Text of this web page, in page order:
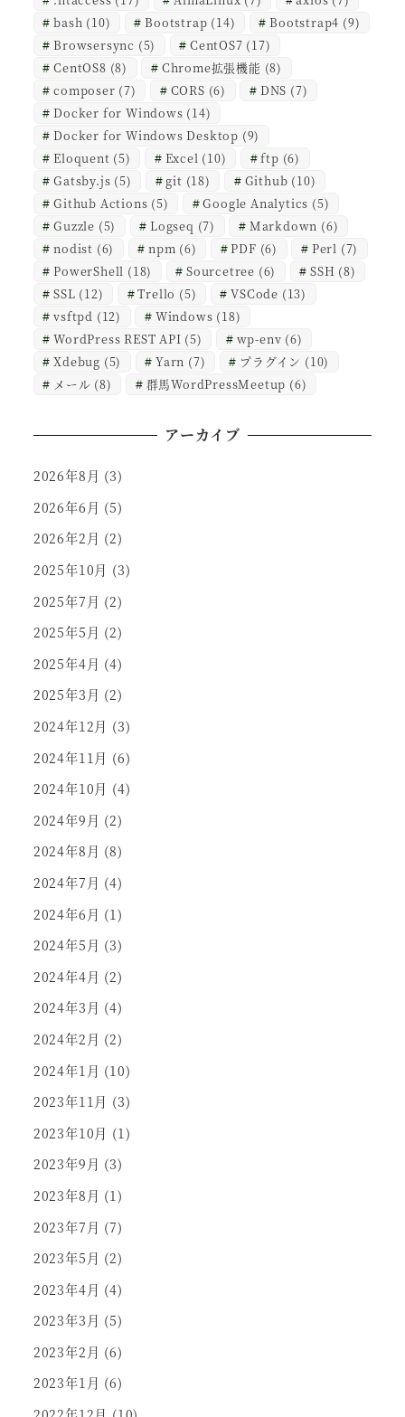
bash (10) Bootstrap (14) Bootstrap4 (9)
Browsersync (5) CentOS7 (17)
CentOS8 (8) Chrome拡張機能 (8)
composer (7) CORS (6) DNS (7)
Docker for Windows (14)
Docker for Windows Desktop (9)
Eloquent (5) Excel (10) ftp (6)
Gatsby.js (5) git (18) Github (10)
Github Actions (5) Google Analytics (5)
Guzzle (5) Logseq (7) Markdown (6)
nodist (6) npm (6) PDF (6) Perl (7)
PowerShell (18) Sourcetree (6) SSH (8)
SSL (12) Trello (5) VSCode (13)
vsftpd (12) Windows (18)
WordPress REST API (5) wp-env (6)
Xdebug (5) Yarn (7) プラグイン (10)
メール (8) 群馬WordPressMeetup (6)
アーカイブ
2026年8月 (3)
2026年6月 (5)
2026年2月 (2)
2025年10月 (3)
2025年7月 (2)
2025年5月 (2)
2025年4月 (4)
2025年3月 (2)
2024年12月 (3)
2024年11月 (6)
2024年10月 (4)
2024年9月 (2)
2024年8月 (8)
2024年7月 (4)
2024年6月 (1)
2024年5月 (3)
2024年4月 (2)
2024年3月 (4)
2024年2月 (2)
2024年1月 (10)
2023年11月 (3)
2023年10月 (1)
2023年9月 (3)
2023年8月 (1)
2023年7月 (7)
2023年5月 (2)
2023年4月 (4)
2023年3月 (5)
2023年2月 (6)
2023年1月 (6)